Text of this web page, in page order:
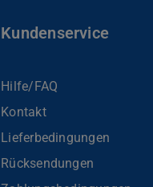
Kundenservice
Hilfe/FAQ
Kontakt
Lieferbedingungen
Rücksendungen